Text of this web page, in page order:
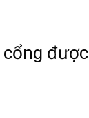
cổng được